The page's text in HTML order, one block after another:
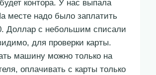
контора. У нас выпала
месте надо было заплатить
Доллар с небольшим списали
для проверки карты.
машину можно только на
оплачивать с карты только